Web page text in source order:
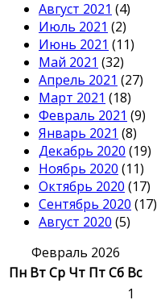
Август 2021 (4)
Июль 2021 (2)
Июнь 2021 (11)
Май 2021 (32)
Апрель 2021 (27)
Март 2021 (18)
Февраль 2021 (9)
Январь 2021 (8)
Декабрь 2020 (19)
Ноябрь 2020 (11)
Октябрь 2020 (17)
Сентябрь 2020 (17)
Август 2020 (5)
Февраль 2026
Пн ВтСр Чт ПтСб Вс
1